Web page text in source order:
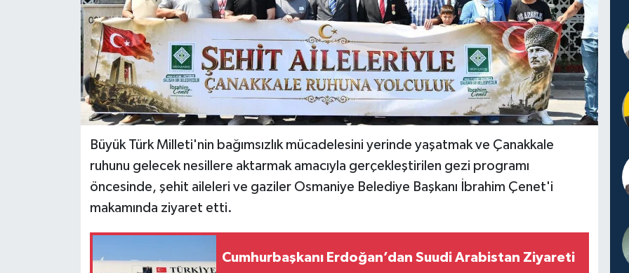
Büyük Türk Milleti'nin bağımsızlık mücadelesini yerinde yaşatmak ve Çanakkale
ruhunu gelecek nesillere aktarmak amacıyla gerçekleştirilen gezi programı
öncesinde, şehit aileleri ve gaziler Osmaniye Belediye Başkanı İbrahim Çenet'i
makamında ziyaret etti.
Cumhurbaşkanı Erdoğan’dan Suudi Arabistan Ziyareti